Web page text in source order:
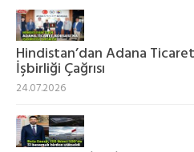
Hindistan’dan Adana Ticaret
İşbirliği Çağrısı
24.07.2026